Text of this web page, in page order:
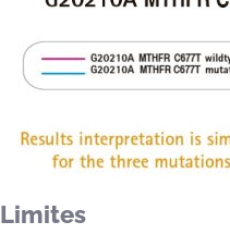
Limites